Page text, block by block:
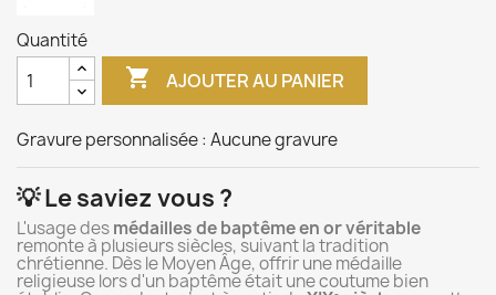
Quantité
 AJOUTER AU PANIER
Gravure personnalisée : Aucune gravure
💡 Le saviez vous ?
L'usage desmédailles de baptême en or véritable
remonte à plusieurs siècles, suivant la tradition
chrétienne. Dès le Moyen Âge, offrir une médaille
religieuse lors d'un baptême était une coutume bien